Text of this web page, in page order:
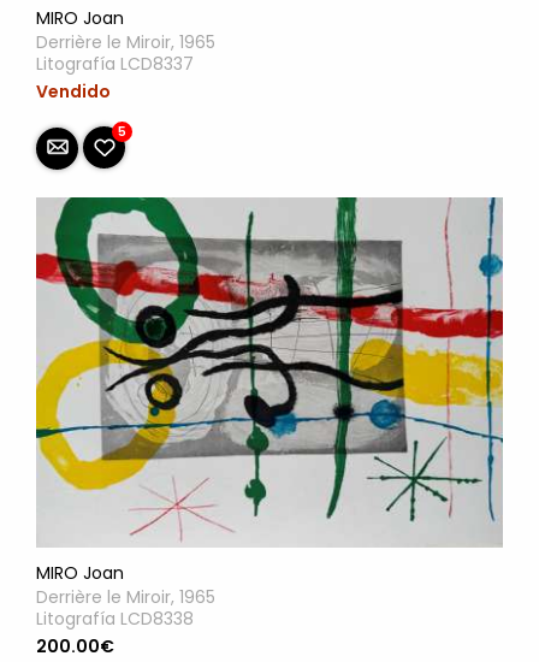
MIRO Joan
Derrière le Miroir, 1965
Litografía LCD8337
Vendido
5
MIRO Joan
Derrière le Miroir, 1965
Litografía LCD8338
200.00€